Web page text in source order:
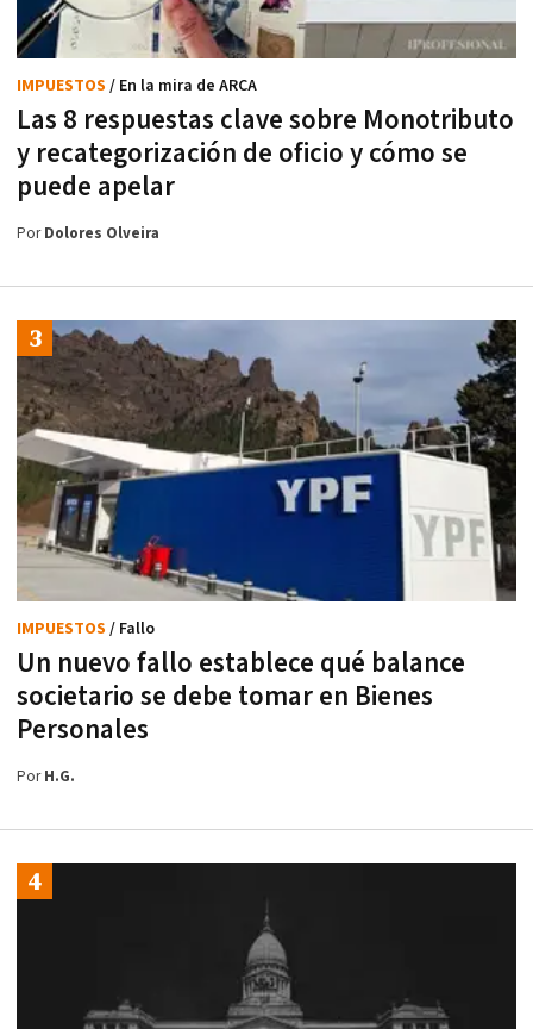
Las 8 respuestas clave sobre Monotributo
y recategorización de oficio y cómo se
puede apelar
IMPUESTOS / En la mira de ARCA
PorDolores Olveira
Un nuevo fallo establece qué balance
societario se debe tomar en Bienes
Personales
IMPUESTOS / Fallo
PorH.G.